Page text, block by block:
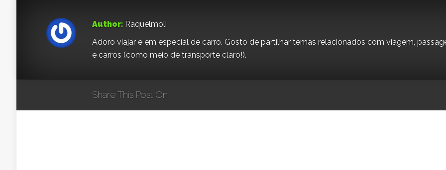
Author: Raquelmoli
Adoro viajar e em especial de carro. Gosto de partilhar temas relacionados com viagem,
e carros (como meio de transporte claro!).
Share This Post On